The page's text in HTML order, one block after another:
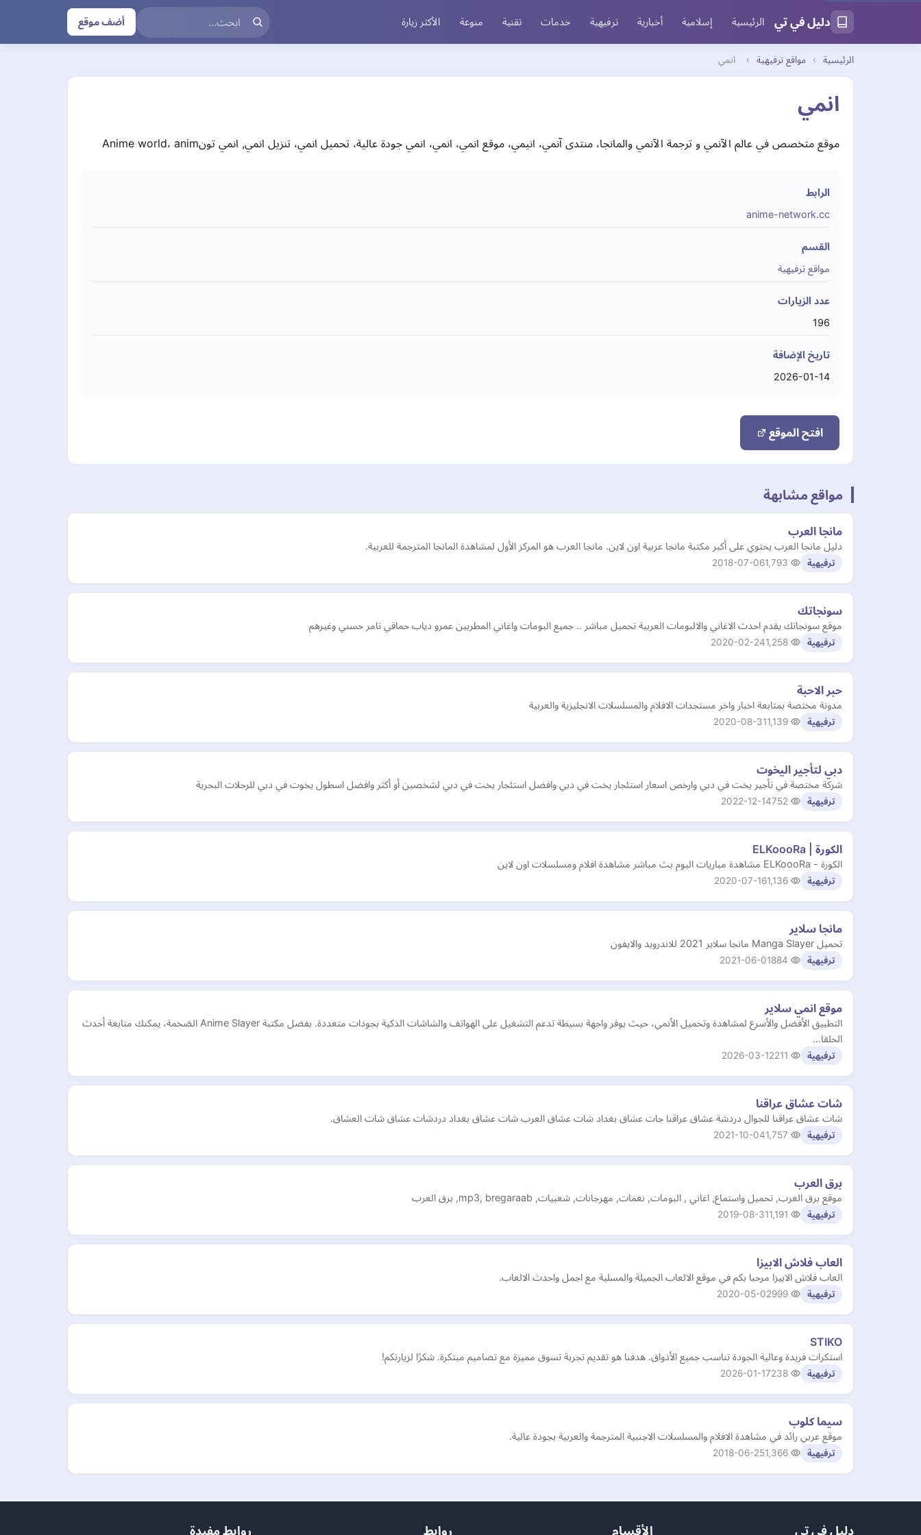
دليل في تي الرئيسية إسلامية أخبارية ترفيهية خدمات تقنية منوعة الأكثر زيارة أضف موقع
الرئيسية › مواقع ترفيهية › انمي
انمي
موقع متخصص في عالم الآنمي و ترجمة الآنمي والمانجا، منتدى آنمي، انيمي، موقع انمي، انمي، انمي جودة عالية، تحميل انمي، تنزيل انمي, انمي تونAnime world، anim
الرابط
anime-network.cc
القسم
مواقع ترفيهية
عدد الزيارات
196
تاريخ الإضافة
2026-01-14
افتح الموقع
مواقع مشابهة
مانجا العرب
دليل مانجا العرب يحتوي على أكبر مكتبة مانجا عربية اون لاين. مانجا العرب هو المركز الأول لمشاهدة المانجا المترجمة للعربية.
ترفيهية 2018-07-06
سونجاتك
موقع سونجاتك يقدم احدث الاغاني والالبومات العربية تحميل مباشر .. جميع البومات واغاني المطربين عمرو دياب حماقي تامر حسني وغيرهم
ترفيهية 2020-02-24
حبر الاحبة
مدونة مختصة بمتابعة اخبار واخر مستجدات الافلام والمسلسلات الانجليزية والعربية
ترفيهية 2020-08-31
دبي لتأجير اليخوت
شركة مختصة في تأجير يخت في دبي وارخص اسعار استئجار يخت في دبي وافضل استئجار يخت في دبي لشخصين أو أكثر وافضل اسطول يخوت في دبي للرحلات البحرية
ترفيهية 2022-12-14
الكورة | ELKoooRa
الكورة - ELKoooRa مشاهدة مباريات اليوم بث مباشر مشاهدة افلام ومسلسلات اون لاين
ترفيهية 2020-07-16
مانجا سلاير
تحميل Manga Slayer مانجا سلاير 2021 للاندرويد والايفون
ترفيهية 2021-06-01
موقع انمي سلاير
التطبيق الأفضل والأسرع لمشاهدة وتحميل الأنمي، حيث يوفر واجهة بسيطة تدعم التشغيل على الهواتف والشاشات الذكية بجودات متعددة. بفضل مكتبة Anime Slayer الضخمة، يمكنك متابعة أحدث
الحلقا…
ترفيهية 2026-03-12
شات عشاق عراقنا
شات عشاق عراقنا للجوال دردشة عشاق عراقنا جات عشاق بغداد شات عشاق العرب شات عشاق بغداد دردشات عشاق شات العشاق.
ترفيهية 2021-10-04
برق العرب
موقع برق العرب, تحميل واستماع, اغاني , البومات, نغمات, مهرجانات, شعبيات, mp3, bregaraab, برق العرب
ترفيهية 2019-08-31
العاب فلاش الابيزا
العاب فلاش الابيزا مرحبا بكم في موقع الالعاب الجميلة والمسلية مع اجمل واحدث الالعاب.
ترفيهية 2020-05-02
STIKO
استكرات فريدة وعالية الجودة تناسب جميع الأذواق. هدفنا هو تقديم تجربة تسوق مميزة مع تصاميم مبتكرة. شكرًا لزيارتكم!
ترفيهية 2026-01-17
سيما كلوب
موقع عربي رائد في مشاهدة الافلام والمسلسلات الاجنبية المترجمة والعربية بجودة عالية.
ترفيهية 2018-06-25
دليل في تي الأقسام روابط روابط مفيدة